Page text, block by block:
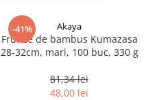
-41% Akaya
Frunze de bambus Kumazasa
28-32cm, mari, 100 buc, 330 g
81,34 lei
48,00 lei